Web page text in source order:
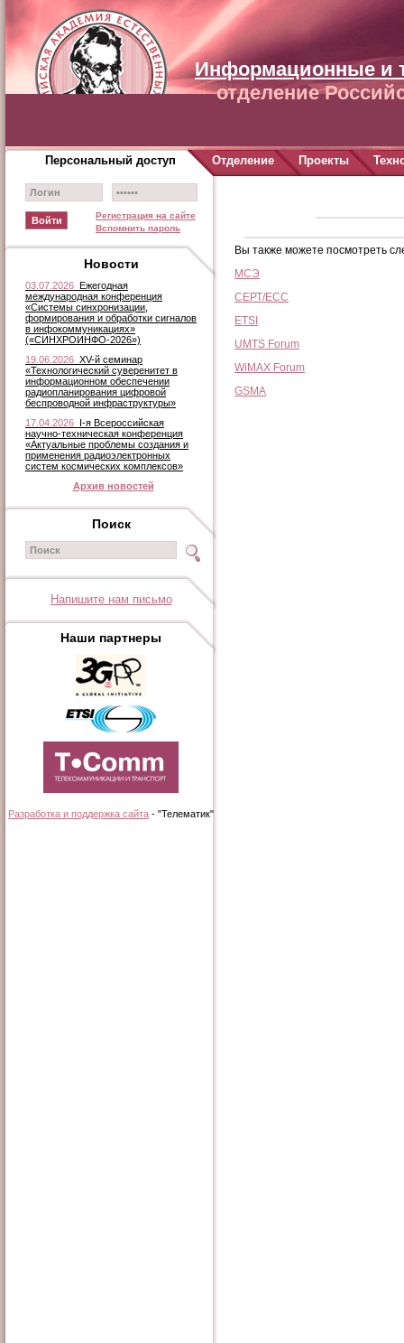
Информационные и
отделение
Регистрация на сайте
Вспомнить пароль
Новости
03.07.2026 Ежегодная
международная конференция
«Системы синхронизации,
формирования и обработки сигналов
в инфокоммуникациях»
(«СИНХРОИНФО-2026»)
19.06.2026 XV-й семинар
«Технологический суверенитет в
информационном обеспечении
радиопланирования цифровой
беспроводной инфраструктуры»
17.04.2026 I-я Всероссийская
научно-техническая конференция
«Актуальные проблемы создания и
применения радиоэлектронных
систем космических комплексов»
Архив новостей
Поиск
Напишите нам письмо
Наши партнеры
Разработка и поддержка сайта - "Телематик"
Вы также можете посмотреть
МСЭ
СЕРТ/ЕСС
ETSI
UMTS Forum
WiMAX Forum
GSMA
Персональный доступ Отделение Проекты